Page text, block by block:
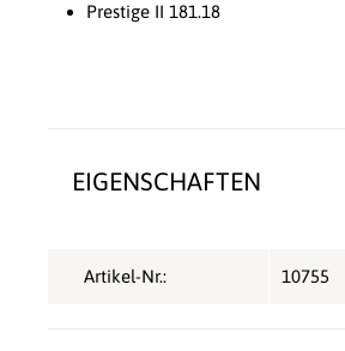
Prestige II 181.18
EIGENSCHAFTEN
Artikel-Nr.: 10755